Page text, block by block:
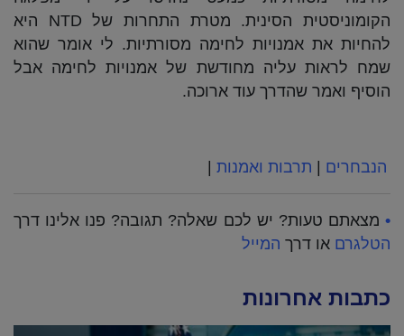
הקומוניסטית הסינית. מטרת התחרות של NTD היא
להחיות את אמנויות לחימה מסורתיות. לי אומר שהוא
שמח לראות עליה מחודשת של אמנויות לחימה אבל
הוסיף ואמר שהדרך עוד ארוכה.
הנבחרים | תרבות ואמנות |
• מצאתם טעות? יש לכם שאלה? תגובה? פנו אלינו דרך
הטלגרם או דרך המייל
כתבות אחרונות